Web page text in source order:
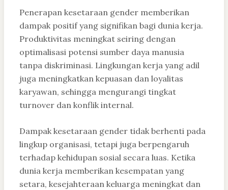
Penerapan kesetaraan gender memberikan
dampak positif yang signifikan bagi dunia kerja.
Produktivitas meningkat seiring dengan
optimalisasi potensi sumber daya manusia
tanpa diskriminasi. Lingkungan kerja yang adil
juga meningkatkan kepuasan dan loyalitas
karyawan, sehingga mengurangi tingkat
turnover dan konflik internal.
Dampak kesetaraan gender tidak berhenti pada
lingkup organisasi, tetapi juga berpengaruh
terhadap kehidupan sosial secara luas. Ketika
dunia kerja memberikan kesempatan yang
setara, kesejahteraan keluarga meningkat dan